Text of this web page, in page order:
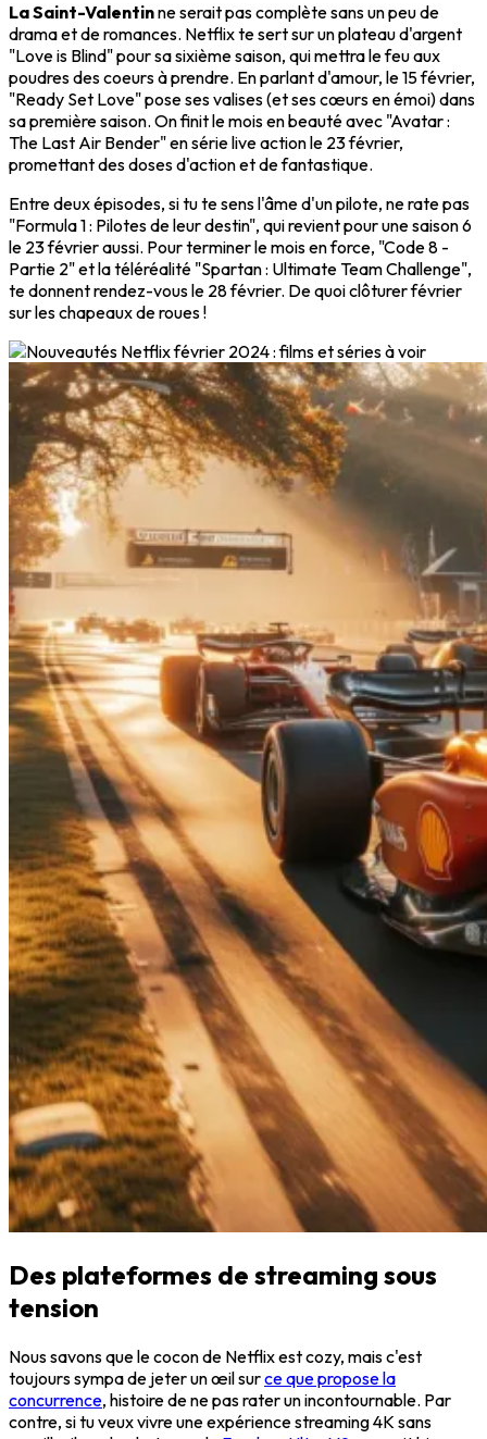
La Saint-Valentinne serait pas complète sans un peu de
drama et de romances. Netflix te sert sur un plateau d'argent
"Love is Blind" pour sa sixième saison, qui mettra le feu aux
poudres des coeurs à prendre. En parlant d'amour, le 15 février,
"Ready Set Love" pose ses valises (et ses cœurs en émoi) dans
sa première saison. On finit le mois en beauté avec "Avatar :
The Last Air Bender" en série live action le 23 février,
promettant des doses d'action et de fantastique.
Entre deux épisodes, si tu te sens l'âme d'un pilote, ne rate pas
"Formula 1 : Pilotes de leur destin", qui revient pour une saison 6
le 23 février aussi. Pour terminer le mois en force, "Code 8 -
Partie 2" et la téléréalité "Spartan : Ultimate Team Challenge",
te donnent rendez-vous le 28 février. De quoi clôturer février
sur les chapeaux de roues !
Des plateformes de streaming sous
tension
Nous savons que le cocon de Netflix est cozy, mais c'est
toujours sympa de jeter un œil surce que propose la
concurrence, histoire de ne pas rater un incontournable. Par
contre, si tu veux vivre une expérience streaming 4K sans